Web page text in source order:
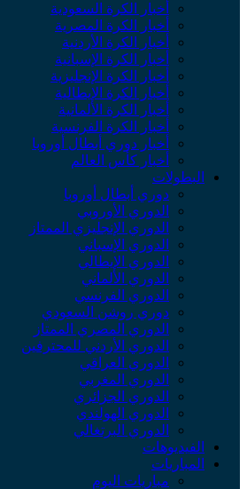
أخبار الكرة السعودية
أخبار الكرة المصرية
أخبار الكرة الأردنية
أخبار الكرة الإسبانية
أخبار الكرة الإنجليزية
أخبار الكرة الإيطالية
أخبار الكرة الألمانية
أخبار الكرة الفرنسية
أخبار دوري أبطال أوروبا
أخبار كأس العالم
دوري أبطال أوروبا
الدوري الأوروبي
الدوري الإنجليزي الممتاز
الدوري الإسباني
الدوري الإيطالي
الدوري الألماني
الدوري الفرنسي
دوري روشن السعودي
الدوري المصري الممتاز
الدوري الأردني للمحترفين
الدوري العراقي
الدوري المغربي
الدوري الجزائري
الدوري الهولندي
الدوري البرتغالي
مباريات اليوم